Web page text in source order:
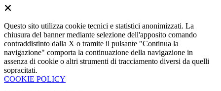
Questo sito utilizza cookie tecnici e statistici anonimizzati. La
chiusura del banner mediante selezione dell'apposito comando
contraddistinto dalla X o tramite il pulsante "Continua la
navigazione" comporta la continuazione della navigazione in
assenza di cookie o altri strumenti di tracciamento diversi da quelli
sopracitati.
COOKIE POLICY